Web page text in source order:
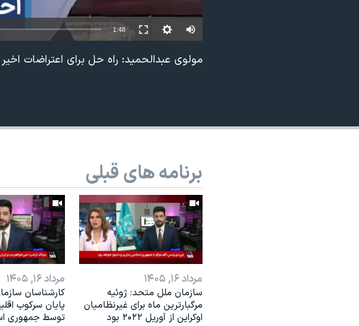
1:48
مولوی عبدالحمید: راه حل برای اعتراضات
برنامه های قبلی
مرداد ۱۶, ۱۴۰۵
سازمان ملل متحد: ژوئیه
مرگبارترین ماه برای غیرنظامیان
اوکراین از آوریل ۲۰۲۲ بود
مرداد ۱۶, ۱۴۰۵
کارشناسان
پایان سرکوب
توسط جمهوری